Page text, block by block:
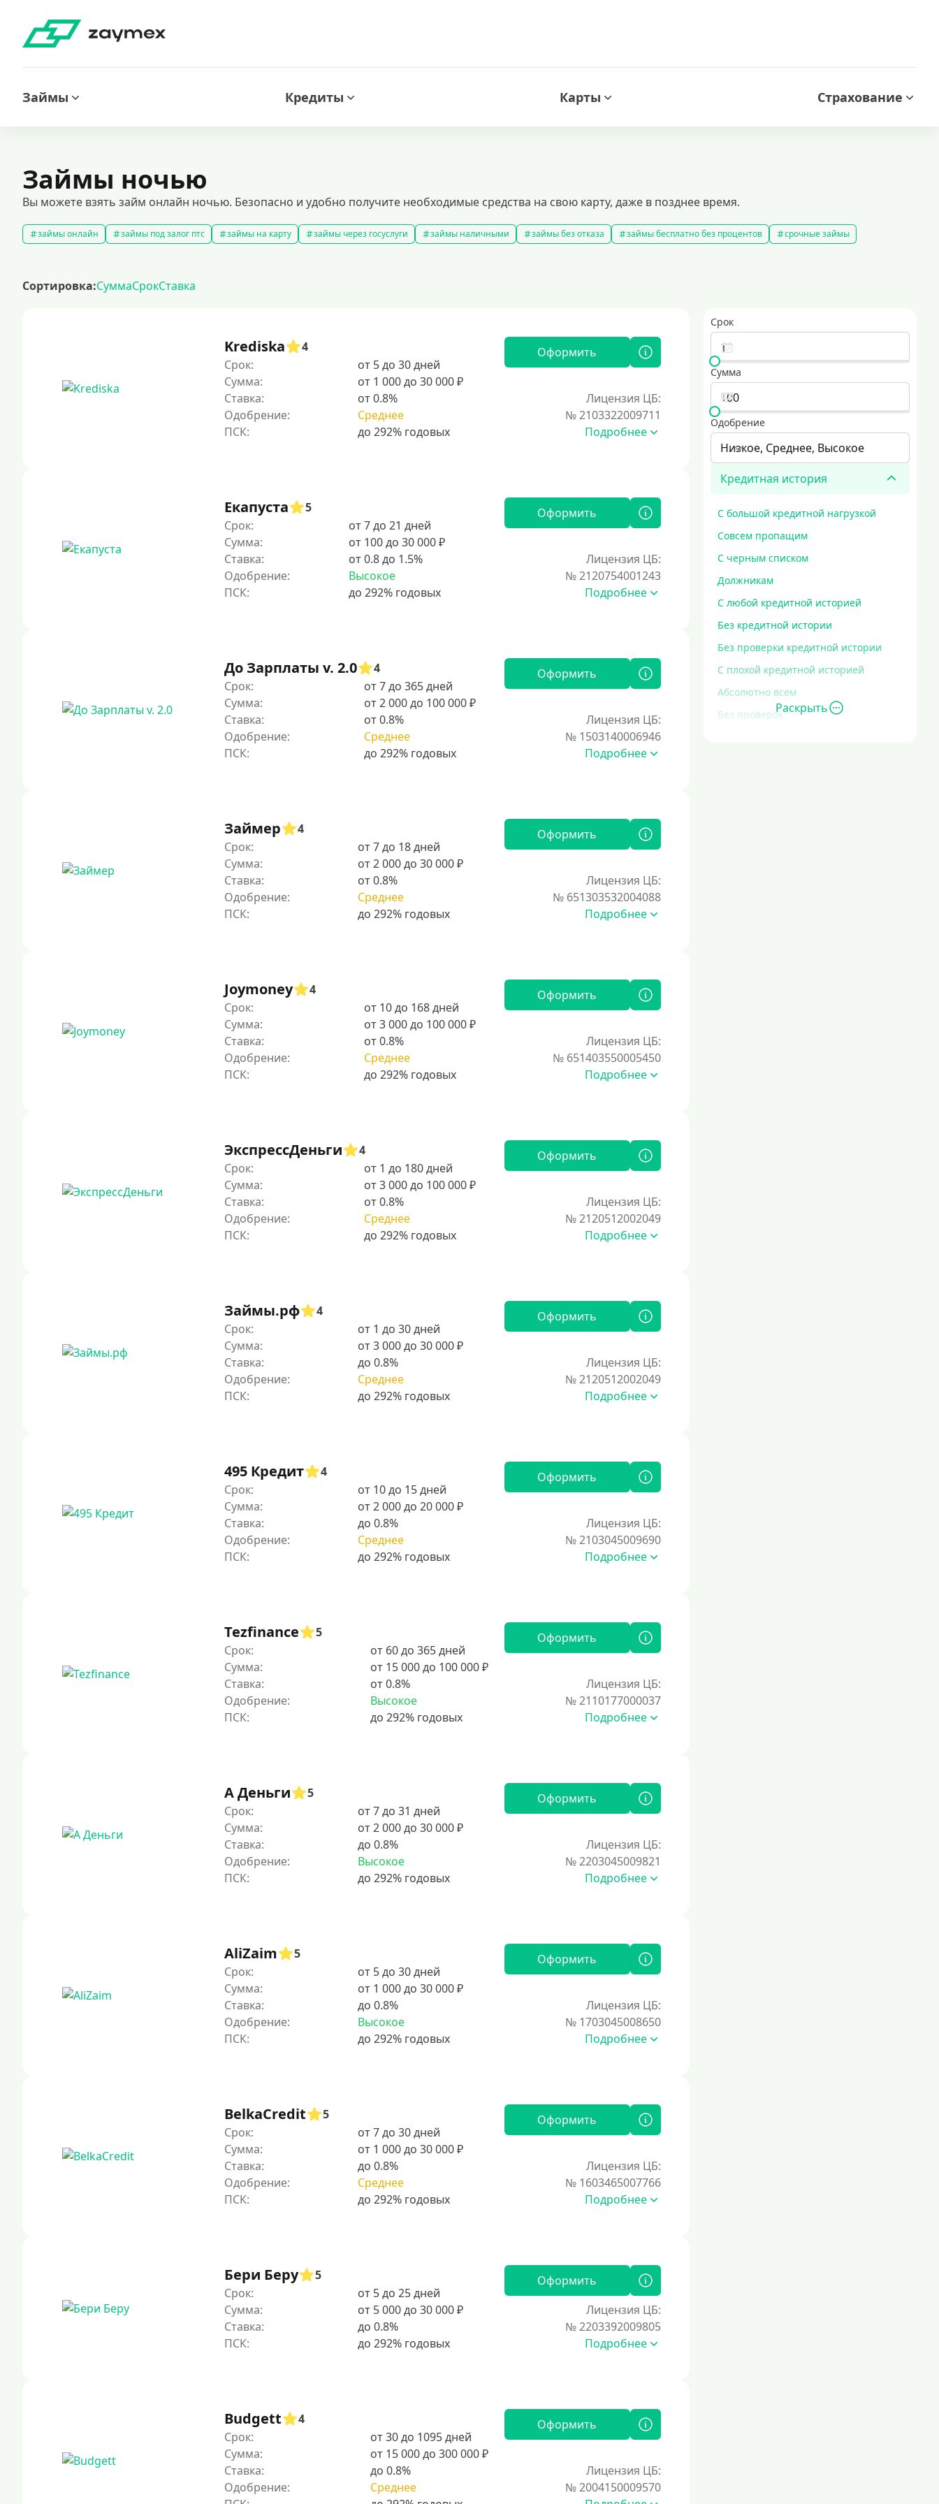
Займы Кредиты Карты Страхование
Займы ночью
Вы можете взять займ онлайн ночью. Безопасно и удобно получите необходимые средства на свою карту, даже в позднее время.
займы онлайн займы под залог птс займы на карту займы через госуслуги займы наличными займы без отказа займы бесплатно без процентов
срочные займы
Сортировка:СуммаСрокСтавка
Срок
Сумма
Одобрение
Низкое, Среднее, Высокое
Кредитная история
С большой кредитной нагрузкой
Совсем пропащим
С черным списком
Должникам
С любой кредитной историей
Без кредитной истории
Без проверки кредитной истории
С плохой кредитной историей
Абсолютно всем
Без проверокРаскрыть
Krediska
4
Срок:
от 5 до 30 дней
Сумма:
от 1 000 до 30 000 ₽
Ставка:
от 0.8%
Одобрение:
Среднее
Оформить
Лицензия ЦБ:
№ 2103322009711
Подробнее
Екапуста
5
Срок:
от 7 до 21 дней
Сумма:
от 100 до 30 000 ₽
Ставка:
от 0.8 до 1.5%
Одобрение:
Высокое
Оформить
Лицензия ЦБ:
№ 2120754001243
Подробнее
До Зарплаты v. 2.0
4
Срок:
от 7 до 365 дней
Сумма:
от 2 000 до 100 000 ₽
Ставка:
от 0.8%
Одобрение:
Среднее
Оформить
Лицензия ЦБ:
№ 1503140006946
Подробнее
Займер
4
Срок:
от 7 до 18 дней
Сумма:
от 2 000 до 30 000 ₽
Ставка:
от 0.8%
Одобрение:
Среднее
Оформить
Лицензия ЦБ:
№ 651303532004088
Подробнее
Joymoney
4
Срок:
от 10 до 168 дней
Сумма:
от 3 000 до 100 000 ₽
Ставка:
от 0.8%
Одобрение:
Среднее
Оформить
Лицензия ЦБ:
№ 651403550005450
Подробнее
ЭкспрессДеньги
4
Срок:
от 1 до 180 дней
Сумма:
от 3 000 до 100 000 ₽
Ставка:
от 0.8%
Одобрение:
Среднее
Оформить
Лицензия ЦБ:
№ 2120512002049
Подробнее
Займы.рф
4
Срок:
от 1 до 30 дней
Сумма:
от 3 000 до 30 000 ₽
Ставка:
до 0.8%
Одобрение:
Среднее
Оформить
Лицензия ЦБ:
№ 2120512002049
Подробнее
495 Кредит
4
Срок:
от 10 до 15 дней
Сумма:
от 2 000 до 20 000 ₽
Ставка:
до 0.8%
Одобрение:
Среднее
Оформить
Лицензия ЦБ:
№ 2103045009690
Подробнее
Tezfinance
5
Срок:
от 60 до 365 дней
Сумма:
от 15 000 до 100 000 ₽
Ставка:
от 0.8%
Одобрение:
Высокое
Оформить
Лицензия ЦБ:
№ 2110177000037
Подробнее
А Деньги
5
Срок:
от 7 до 31 дней
Сумма:
от 2 000 до 30 000 ₽
Ставка:
до 0.8%
Одобрение:
Высокое
Оформить
Лицензия ЦБ:
№ 2203045009821
Подробнее
AliZaim
5
Срок:
от 5 до 30 дней
Сумма:
от 1 000 до 30 000 ₽
Ставка:
до 0.8%
Одобрение:
Высокое
Оформить
Лицензия ЦБ:
№ 1703045008650
Подробнее
BelkaCredit
5
Срок:
от 7 до 30 дней
Сумма:
от 1 000 до 30 000 ₽
Ставка:
до 0.8%
Одобрение:
Среднее
Оформить
Лицензия ЦБ:
№ 1603465007766
Подробнее
Бери Беру
5
Срок:
от 5 до 25 дней
Сумма:
от 5 000 до 30 000 ₽
Ставка:
до 0.8%
Оформить
Лицензия ЦБ:
№ 2203392009805
Подробнее
Budgett
4
Срок:
от 30 до 1095 дней
Сумма:
от 15 000 до 300 000 ₽
Ставка:
до 0.8%
Одобрение:
Среднее
Оформить
Лицензия ЦБ:
№ 2004150009570